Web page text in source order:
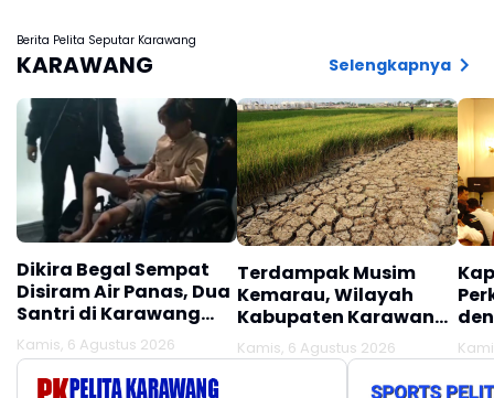
Berita Pelita Seputar Karawang
KARAWANG Selengkapnya
Dikira Begal Sempat
Disiram Air Panas, Dua
Santri di Karawang
Terluka Akibat Aksi
Oknum Linmas
Kamis, 6 Agustus 2026
Terdampak Musim
Kemarau, Wilayah
Kabupaten Karawang
Kekeringan Makin
Meluas
Kamis, 6 Agustus 2026